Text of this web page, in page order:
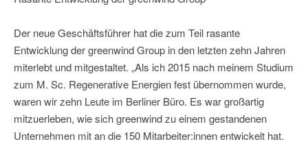
Der neue Geschäftsführer hat die zum Teil rasante
Entwicklung der greenwind Group in den letzten zehn Jahren
miterlebt und mitgestaltet. „Als ich 2015 nach meinem Studium
zum M. Sc. Regenerative Energien fest übernommen wurde,
waren wir zehn Leute im Berliner Büro. Es war großartig
mitzuerleben, wie sich greenwind zu einem gestandenen
Unternehmen mit an die 150 Mitarbeiter:innen entwickelt hat.